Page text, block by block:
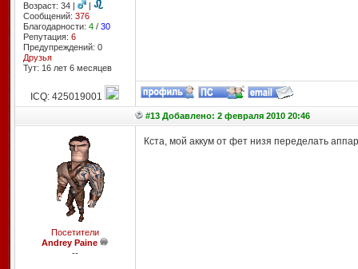
Возраст: 34 |
|
Сообщений: 376
Благодарности: 4/ 30
Репутация: 6
Предупреждений: 0
Друзья
Тут: 16 лет 6 месяцев
ICQ: 425019001
#13 Добавлено: 2 февраля 2010 20:46
Посетители
Andrey Paine
--
Кста, мой аккум от фет низя переделать